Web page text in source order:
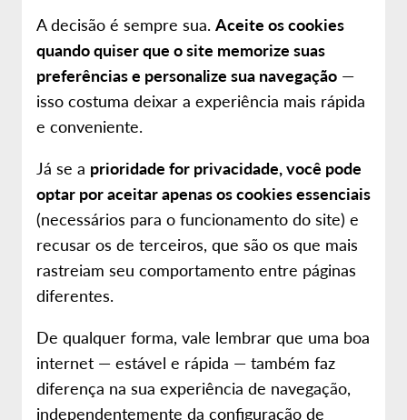
A decisão é sempre sua. Aceite os cookies
quando quiser que o site memorize suas
preferências e personalize sua navegação —
isso costuma deixar a experiência mais rápida
e conveniente.
Já se a prioridade for privacidade, você pode
optar por aceitar apenas os cookies essenciais
(necessários para o funcionamento do site) e
recusar os de terceiros, que são os que mais
rastreiam seu comportamento entre páginas
diferentes.
De qualquer forma, vale lembrar que uma boa
internet — estável e rápida — também faz
diferença na sua experiência de navegação,
independentemente da configuração de